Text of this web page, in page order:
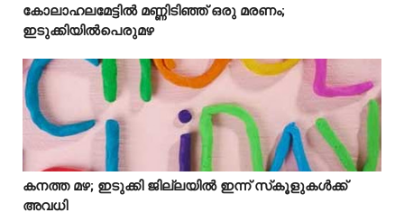
  
കോലാഹലമേട്ടിൽ മണ്ണിടിഞ്ഞ് ഒരു മരണം;
ഇടുക്കിയിൽപെരുമഴ
  
കനത്ത മഴ; ഇടുക്കി ജില്ലയിൽ ഇന്ന് സ്‌കൂളുകൾക്ക്
അവധി